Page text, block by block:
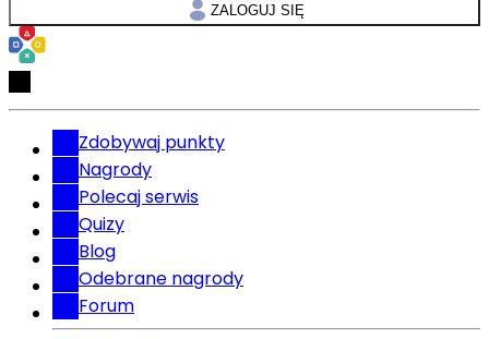
ZALOGUJ SIĘ
Zdobywaj punkty
Nagrody
Polecaj serwis
Quizy
Blog
Odebrane nagrody
Forum